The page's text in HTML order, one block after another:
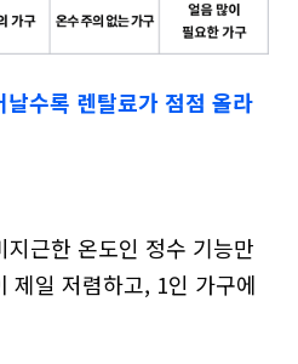
수록 렌탈료가 점점 올라
근한 온도인 정수 기능만
제일 저렴하고, 1인 가구에